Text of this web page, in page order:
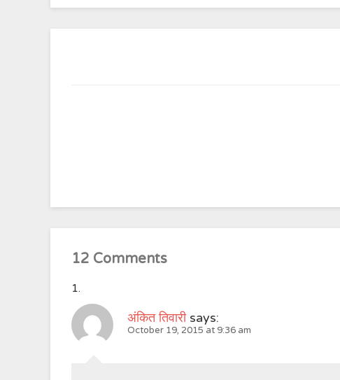
12 Comments
अंकित तिवारी says:
October 19, 2015 at 9:36 am